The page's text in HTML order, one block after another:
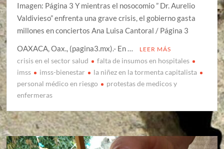
Imagen: Página 3 Y mientras el nosocomio ” Dr. Aurelio
Valdivieso” enfrenta una grave crisis, el gobierno gasta
millones en conciertos Ana Luisa Cantoral / Página 3
OAXACA, Oax., (pagina3.mx).- En …
LEER MÁS
crisis en el sector salud
falta de insumos en hospitales
imss
imss-bienestar
la niñez en la tormenta capitalista
personal médico en riesgo
protestas de medicos y
enfermeras